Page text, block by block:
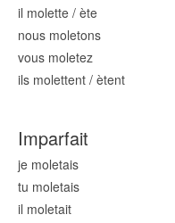
il molette / ète
nous moletons
vous moletez
ils molettent / ètent
Imparfait
je moletais
tu moletais
il moletait